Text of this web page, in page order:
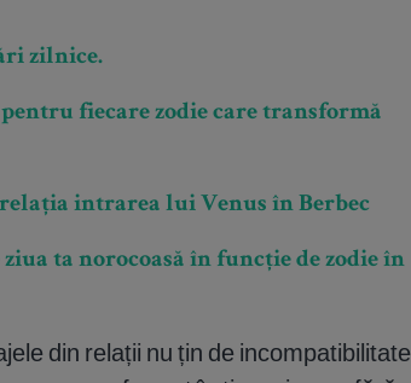
zilnice.
fiecare zodie care transformă
intrarea lui Venus în Berbec
ta norocoasă în funcție de zodie în
din relații nu țin de incompatibilitate